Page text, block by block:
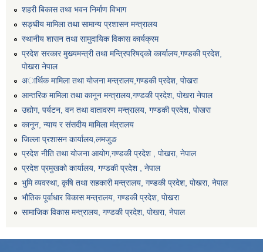
शहरी बिकास तथा भवन निर्माण विभाग
सङ्घीय मामिला तथा सामान्य प्रशासन मन्त्रालय
स्थानीय शासन तथा सामुदायिक विकास कार्यक्रम
प्रदेश सरकार मुख्यमन्त्री तथा मन्त्रिपरिषद्को कार्यालय,गण्डकी प्रदेश,
पाेखरा नेपाल
अार्थिक मामिला तथा योजना मन्त्रालय,गण्डकी प्रदेश, पोखरा
आन्तरिक मामिला तथा कानून मन्त्रालय,गण्डकी प्रदेश, पाेखरा नेपाल
उद्योग, पर्यटन, वन तथा वातावरण मन्त्रालय, गण्डकी प्रदेश, पोखरा
कानून, न्याय र संसदीय मामिला मंत्रालय
जिल्ला प्रशासन कार्यालय,लमजुङ
प्रदेश नीति तथा योजना आयोग,गण्डकी प्रदेश , पोखरा, नेपाल
प्रदेश प्रमुखको कार्यालय, गण्डकी प्रदेश , नेपाल
भुमि व्यवस्था, कृषि तथा सहकारी मन्त्रालय, गण्डकी प्रदेश, पोखरा, नेपाल
भौतिक पूर्वाधार विकास मन्त्रालय, गण्डकी प्रदेश, पाेखरा
सामाजिक विकास मन्त्रालय, गण्डकी प्रदेश, पोखरा, नेपाल